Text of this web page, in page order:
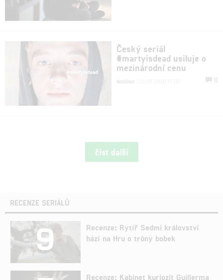
Český seriál
#martyisdead usiluje o
mezinárodní cenu
kotilion 0
číst další
RECENZE SERIÁLŮ
9
Recenze: Rytíř Sedmi království
hází na Hru o trůny bobek
Recenze: Kabinet kuriozit Guillerma